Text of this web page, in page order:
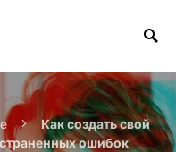
Как создать свой
ошибок